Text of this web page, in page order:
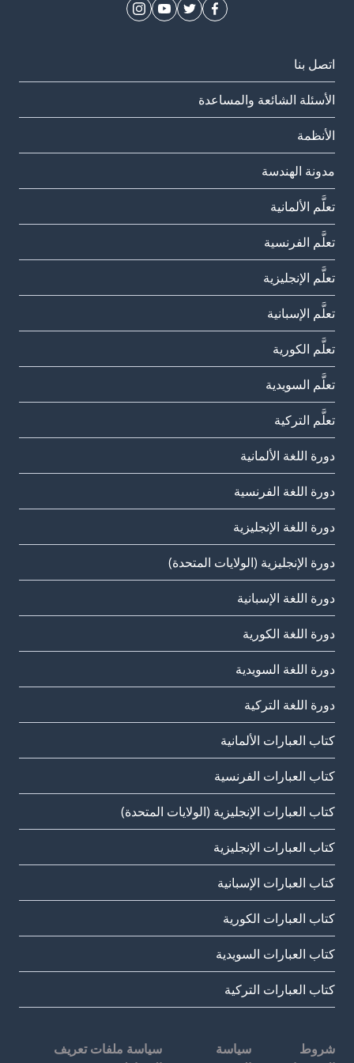
اتصل بنا
الأسئلة الشائعة والمساعدة
الأنظمة
مدونة الهندسة
تعلَّم الألمانية
تعلَّم الفرنسية
تعلَّم الإنجليزية
تعلَّم الإسبانية
تعلَّم الكورية
تعلَّم السويدية
تعلَّم التركية
دورة اللغة الألمانية
دورة اللغة الفرنسية
دورة اللغة الإنجليزية
دورة الإنجليزية (الولايات المتحدة)
دورة اللغة الإسبانية
دورة اللغة الكورية
دورة اللغة السويدية
دورة اللغة التركية
كتاب العبارات الألمانية
كتاب العبارات الفرنسية
كتاب العبارات الإنجليزية (الولايات المتحدة)
كتاب العبارات الإنجليزية
كتاب العبارات الإسبانية
كتاب العبارات الكورية
كتاب العبارات السويدية
كتاب العبارات التركية
شروط
سياسة
سياسة ملفات تعريف